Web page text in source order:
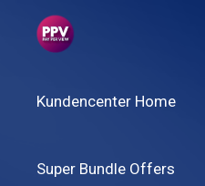
Kundencenter Home
Super Bundle Offers